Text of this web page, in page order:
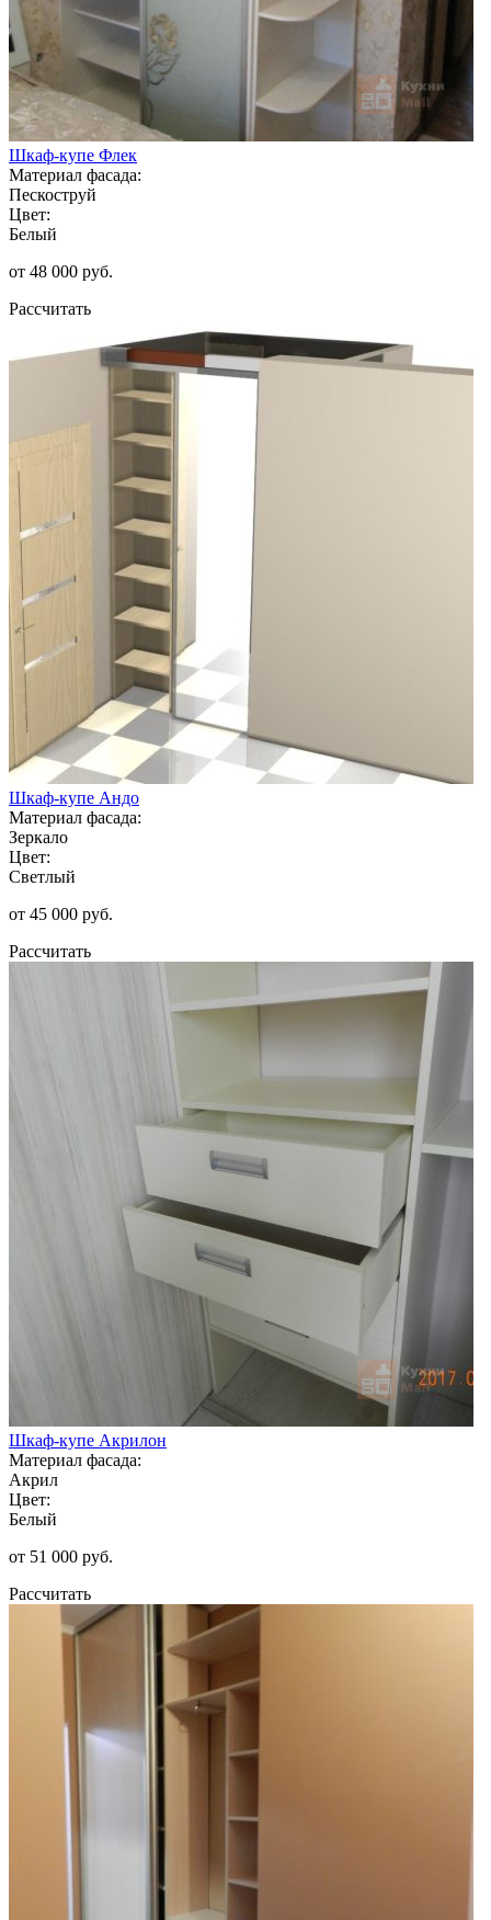
Шкаф-купе Флек
Материал фасада:
Пескоструй
Цвет:
Белый
от 48 000 руб.
Рассчитать
Шкаф-купе Андо
Материал фасада:
Зеркало
Цвет:
Светлый
от 45 000 руб.
Рассчитать
Шкаф-купе Акрилон
Материал фасада:
Акрил
Цвет:
Белый
от 51 000 руб.
Рассчитать